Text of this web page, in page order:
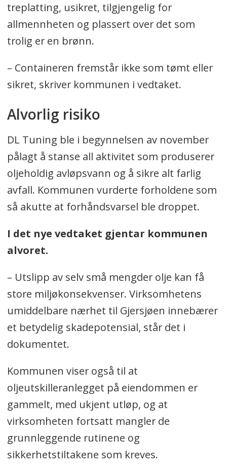
treplatting, usikret, tilgjengelig for
allmennheten og plassert over det som
trolig er en brønn.
– Containeren fremstår ikke som tømt eller
sikret, skriver kommunen i vedtaket.
Alvorlig risiko
DL Tuning ble i begynnelsen av november
pålagt å stanse all aktivitet som produserer
oljeholdig avløpsvann og å sikre alt farlig
avfall. Kommunen vurderte forholdene som
så akutte at forhåndsvarsel ble droppet.
I det nye vedtaket gjentar kommunen
alvoret.
– Utslipp av selv små mengder olje kan få
store miljøkonsekvenser. Virksomhetens
umiddelbare nærhet til Gjersjøen innebærer
et betydelig skadepotensial, står det i
dokumentet.
Kommunen viser også til at
oljeutskilleranlegget på eiendommen er
gammelt, med ukjent utløp, og at
virksomheten fortsatt mangler de
grunnleggende rutinene og
sikkerhetstiltakene som kreves.